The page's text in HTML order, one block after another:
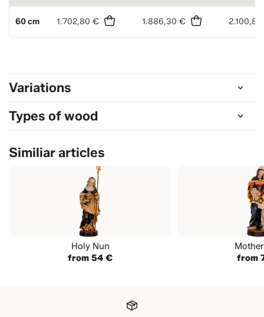
60 cm 1.702,80 € 1.886,30 €
Variations
Types of wood
Similiar articles
Holy Nun
from 54 €
from